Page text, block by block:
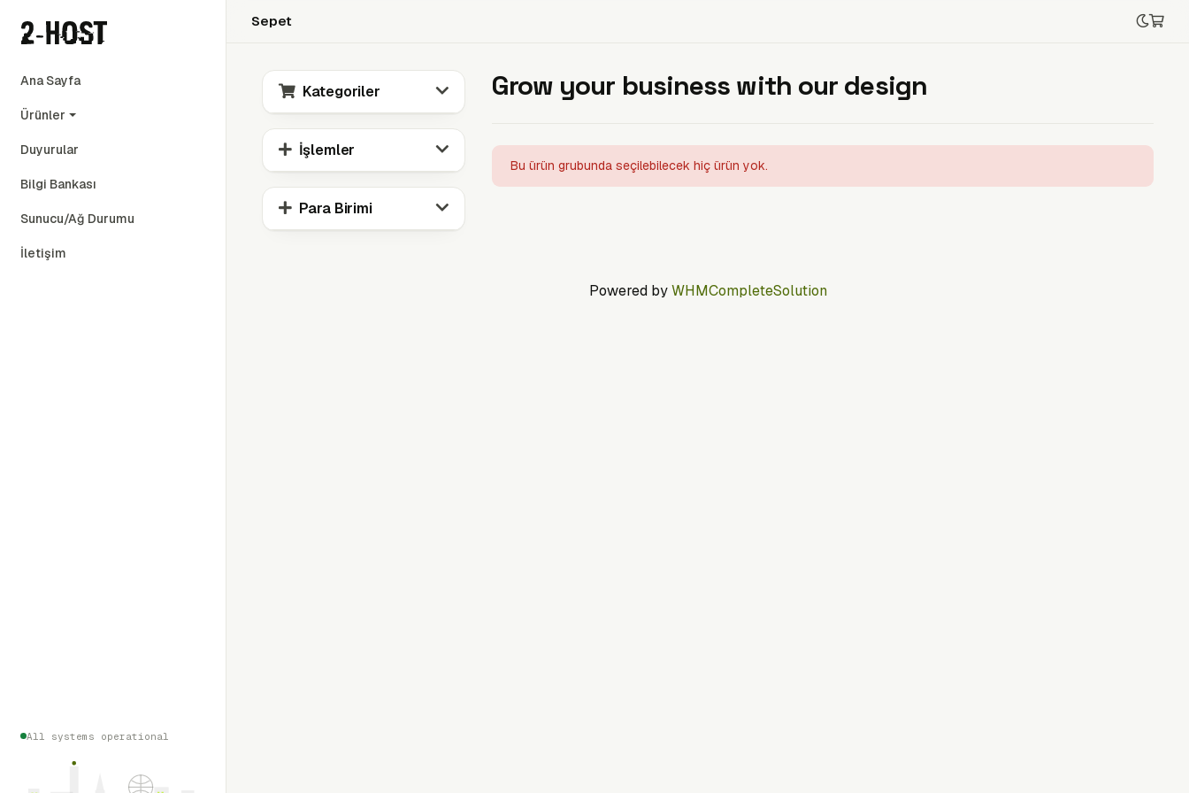
Ana Sayfa
Ürünler
Duyurular
Bilgi Bankası
Sunucu/Ağ Durumu
İletişim
All systems operational
Sepet
Kategoriler
İşlemler
Para Birimi
Grow your business with our design
Bu ürün grubunda seçilebilecek hiç ürün yok.
Powered byWHMCompleteSolution